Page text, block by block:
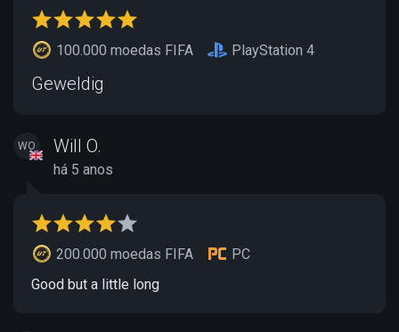
100.000 moedas FIFA PlayStation 4
Geweldig
WO Will O.
há 5 anos
200.000 moedas FIFA
PC
Good but a little long